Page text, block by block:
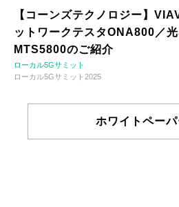
【コーンズテクノロジー】
ットワークテスタONA800／
MTS5800のご紹介
ローカル5Gサミット
ローカル5Gサミット2025
ホワイトペー